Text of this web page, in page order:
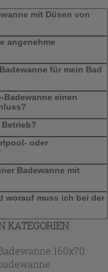
mit Düsen von
angenehme
für mein Bad
Badewanne einen
oder
Badewanne mit
worauf muss ich bei der
KATEGORIEN
160x70